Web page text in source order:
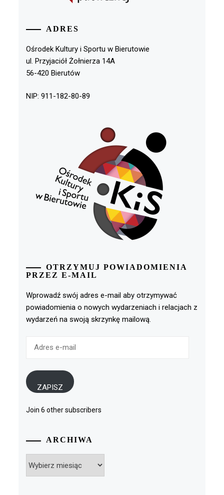
ADRES
Ośrodek Kultury i Sportu w Bierutowie
ul. Przyjaciół Żołnierza 14A
56-420 Bierutów
NIP: 911-182-80-89
OTRZYMUJ POWIADOMIENIA
PRZEZ E-MAIL
Wprowadź swój adres e-mail aby otrzymywać
powiadomienia o nowych wydarzeniach i relacjach z
wydarzeń na swoją skrzynkę mailową.
ZAPISZ
Join 6 other subscribers
ARCHIWA